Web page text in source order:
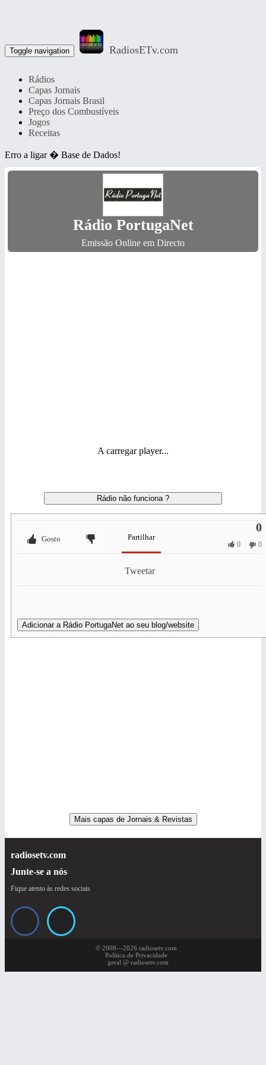
Toggle navigation RadiosETv.com
Rádios
Capas Jornais
Capas Jornais Brasil
Preço dos Combustíveis
Jogos
Receitas
Erro a ligar � Base de Dados!
Rádio PortugaNet
Emissão Online em Directo
A carregar player...
Rádio não funciona ?
Gosto Partilhar
0
0
0
Tweetar
Adicionar a Rádio PortugaNet ao seu blog/website
Mais capas de Jornais & Revistas
radiosetv.com
Junte-se a nós
Fique atento às redes sociais
© 2008—2026 radiosetv.com
Política de Privacidade
geral @ radiosetv.com